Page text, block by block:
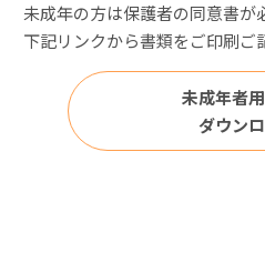
未成年の方は保護者の同意書が
下記リンクから書類をご印刷ご
未成年者
ダウン